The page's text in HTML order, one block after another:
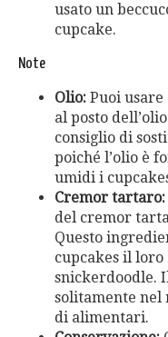
usato un
cupcake.
Note
Olio: Puoi
al posto
consiglio di
poiché l’olio è
umidi i
Cremor tartaro:
del cremor
Questo
cupcakes il
snickerdoodle.
solitamente nel
di alimentari.